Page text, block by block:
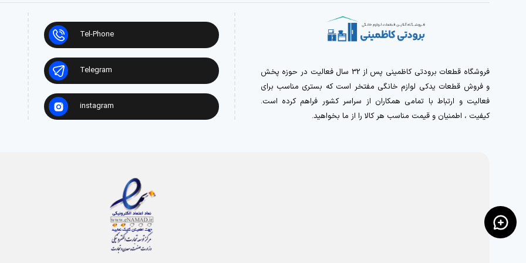
فروشگاه قطعات برودتی کاظمینی پس از 32 سال فعالیت در حوزه پخش
و فروش قطعات یدکی لوازم خانگی مفتخر است که بستری مناسب برای
فعالیت و ارتباط با تمامی همکاران از سراسر کشور فراهم کرده است.
کیفیت ، اطمنیان و قیمت مناسب هر کالا را از ما بخواهید.
Tel-Phone
Telegram
instagram